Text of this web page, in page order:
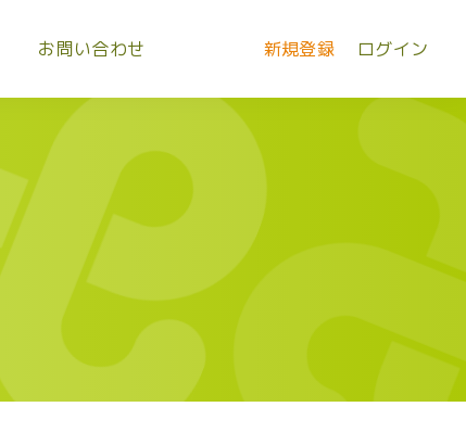
お問い合わせ 新規登録 ログイン